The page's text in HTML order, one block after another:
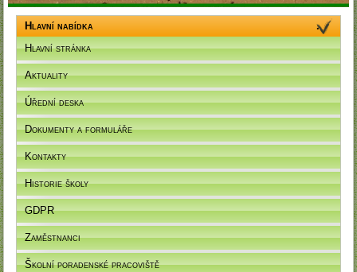
Hlavní nabídka
Hlavní stránka
Aktuality
Úřední deska
Dokumenty a formuláře
Kontakty
Historie školy
GDPR
Zaměstnanci
Školní poradenské pracoviště